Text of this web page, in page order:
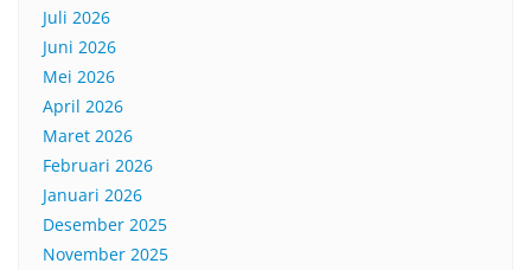
Juli 2026
Juni 2026
Mei 2026
April 2026
Maret 2026
Februari 2026
Januari 2026
Desember 2025
November 2025